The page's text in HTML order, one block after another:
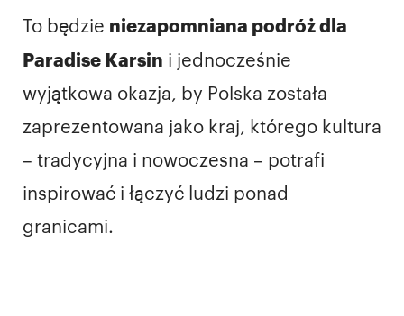
To będzie niezapomniana podróż dla
Paradise Karsin i jednocześnie
wyjątkowa okazja, by Polska została
zaprezentowana jako kraj, którego kultura
– tradycyjna i nowoczesna – potrafi
inspirować i łączyć ludzi ponad
granicami.